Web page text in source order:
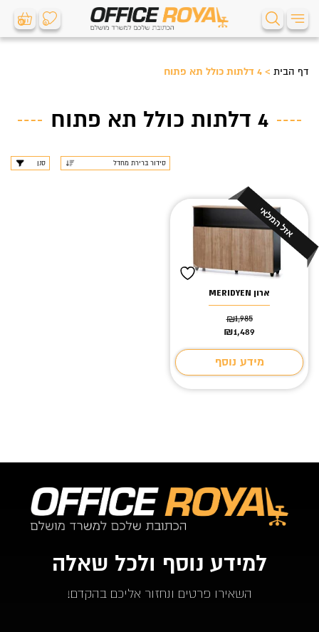
0 0
דף הבית > 4 דלתות כולל תא פתוח
4 דלתות כולל תא פתוח
סנן
ארון MERIDYEN
₪1,985
המחיר
₪1,985.
₪1,489המחיר
₪1,489.
מידע נוסף
למידע נוסף ולכל שאלה
השאירו פרטים ונחזור אליכם בהקדם!